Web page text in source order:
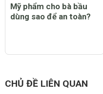
Mỹ phẩm cho bà bầu
dùng sao để an toàn?
CHỦ ĐỀ LIÊN QUAN